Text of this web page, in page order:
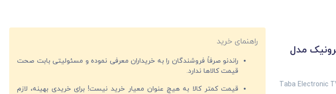
الکترونیک مدل
Taba Electronic
راهنمای خرید
راندنو صرفاً فروشندگان را به خریداران معرفی نموده و مسئولیتی بابت صحت
قیمت‌ کالاها ندارد.
قیمت کمتر کالا به هیچ عنوان معیار خرید نیست! برای خریدی بهینه، لازم